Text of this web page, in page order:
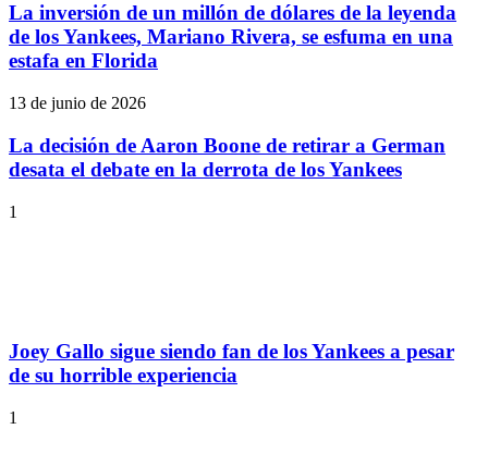
La inversión de un millón de dólares de la leyenda
de los Yankees, Mariano Rivera, se esfuma en una
estafa en Florida
13 de junio de 2026
La decisión de Aaron Boone de retirar a German
desata el debate en la derrota de los Yankees
1
Joey Gallo sigue siendo fan de los Yankees a pesar
de su horrible experiencia
1